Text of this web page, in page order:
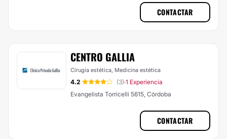
CONTACTAR
CENTRO GALLIA
Cirugía estética, Medicina estética
4.2 (3)·1 Experiencia
Evangelista Torricelli 5615, Córdoba
CONTACTAR